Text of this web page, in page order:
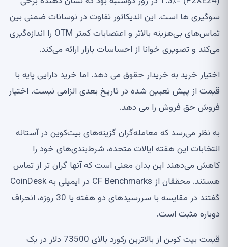
سوگیری ها است. این اندیکاتور تفاوت در نوسانات ضمنی بین
تماس‌های بی‌هزینه بالاتر و اعتصابات کمتر OTM را اندازه‌گیری
می‌کند و تصویری خوانا از احساسات بازار ارائه می‌کند.
اختیار خرید به خریدار حقوق می دهد. اما خرید دارایی پایه با
قیمت از پیش تعیین شده در تاریخ بعدی الزامی نیست. اختیار
فروش حق فروش را می دهد.
به نظر می‌رسد که معامله‌گران گزینه‌های بیت‌کوین در آستانه
انتخابات این هفته ایالات متحده، شرط‌بندی‌های خود را
کاهش می‌دهند این بدان معنی است که آنها گران تر از تماس
هستند. محققان از CF Benchmarks در ایمیلی به CoinDesk
گفتند در مقایسه با سررسیدهای دو هفته یا 30 روزه، انحراف
دوباره مثبت است.
قیمت بیت کوین از بالاترین رکورد بالای 73500 دلار در یک